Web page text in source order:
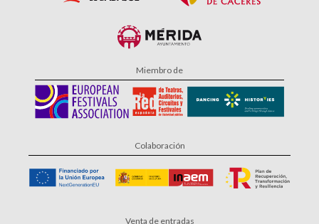
Miembro de
Colaboración
Venta de entradas